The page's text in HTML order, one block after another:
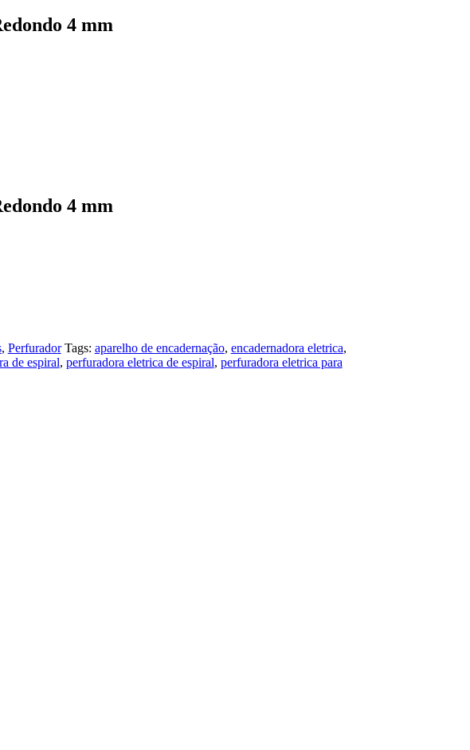
4 mm
4 mm
, Perfurador Tags: aparelho de encadernação, encadernadora eletrica,
de espiral, perfuradora eletrica de espiral, perfuradora eletrica para